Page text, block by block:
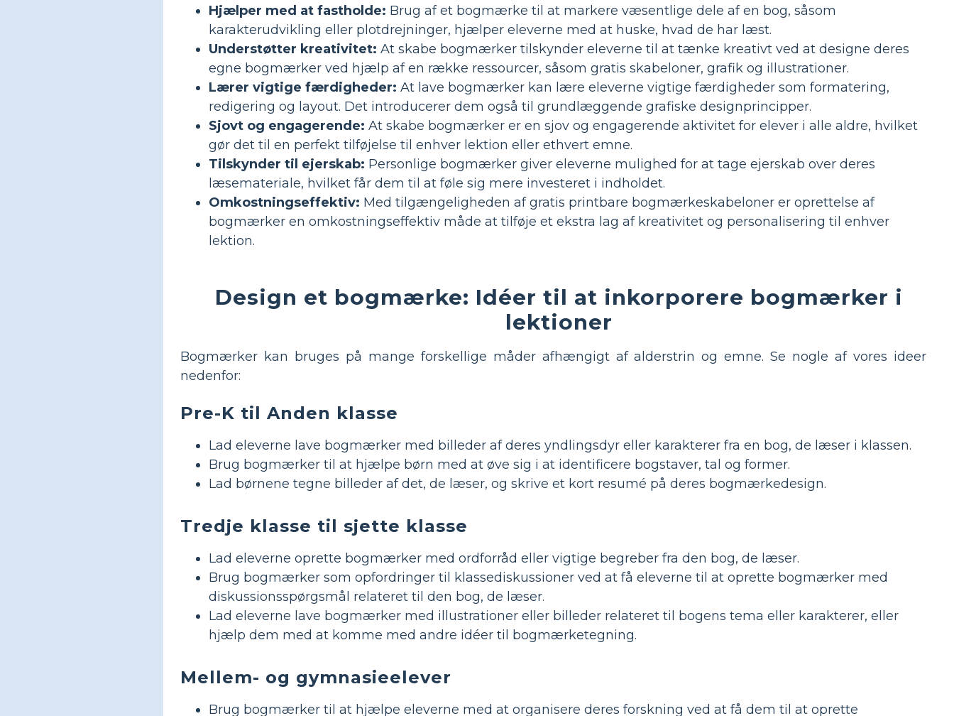
Hjælper med at fastholde: Brug af et bogmærke til at markere væsentlige dele af en bog, såsom
karakterudvikling eller plotdrejninger, hjælper eleverne med at huske, hvad de har læst.
Understøtter kreativitet: At skabe bogmærker tilskynder eleverne til at tænke kreativt ved at designe deres
egne bogmærker ved hjælp af en række ressourcer, såsom gratis skabeloner, grafik og illustrationer.
Lærer vigtige færdigheder: At lave bogmærker kan lære eleverne vigtige færdigheder som formatering,
redigering og layout. Det introducerer dem også til grundlæggende grafiske designprincipper.
Sjovt og engagerende: At skabe bogmærker er en sjov og engagerende aktivitet for elever i alle aldre, hvilket
gør det til en perfekt tilføjelse til enhver lektion eller ethvert emne.
Tilskynder til ejerskab: Personlige bogmærker giver eleverne mulighed for at tage ejerskab over deres
læsemateriale, hvilket får dem til at føle sig mere investeret i indholdet.
Omkostningseffektiv: Med tilgængeligheden af gratis printbare bogmærkeskabeloner er oprettelse af
bogmærker en omkostningseffektiv måde at tilføje et ekstra lag af kreativitet og personalisering til enhver
lektion.
Design et bogmærke: Idéer til at inkorporere bogmærker i
lektioner
Bogmærker kan bruges på mange forskellige måder afhængigt af alderstrin og emne. Se nogle af vores ideer
nedenfor:
Pre-K til Anden klasse
Lad eleverne lave bogmærker med billeder af deres yndlingsdyr eller karakterer fra en bog, de læser i klassen.
Brug bogmærker til at hjælpe børn med at øve sig i at identificere bogstaver, tal og former.
Lad børnene tegne billeder af det, de læser, og skrive et kort resumé på deres bogmærkedesign.
Tredje klasse til sjette klasse
Lad eleverne oprette bogmærker med ordforråd eller vigtige begreber fra den bog, de læser.
Brug bogmærker som opfordringer til klassediskussioner ved at få eleverne til at oprette bogmærker med
diskussionsspørgsmål relateret til den bog, de læser.
Lad eleverne lave bogmærker med illustrationer eller billeder relateret til bogens tema eller karakterer, eller
hjælp dem med at komme med andre idéer til bogmærketegning.
Mellem- og gymnasieelever
Brug bogmærker til at hjælpe eleverne med at organisere deres forskning ved at få dem til at oprette